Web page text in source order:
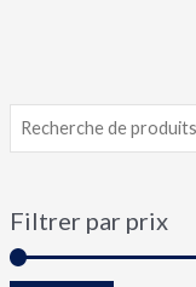
Filtrer par prix